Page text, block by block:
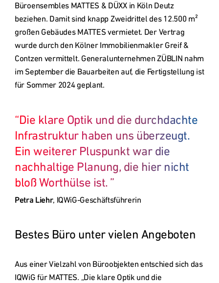
Slovensko
International
(english)
Büroensembles MATTES & DÜXX in Köln Deutz
beziehen. Damit sind knapp Zweidrittel des 12.500 m²
großen Gebäudes MATTES vermietet. Der Vertrag
wurde durch den Kölner Immobilienmakler Greif &
Contzen vermittelt. Generalunternehmen ZÜBLIN nahm
im September die Bauarbeiten auf, die Fertigstellung ist
Zitat
vonPetra
Liehr
“Die klare Optik und die durchdachte
Infrastruktur haben uns überzeugt.
Ein weiterer Pluspunkt war die
nachhaltige Planung, die hier nicht
bloß Worthülse ist. ”
Petra Liehr, IQWiG-Geschäftsführerin
Bestes Büro unter vielen Angeboten
Aus einer Vielzahl von Büroobjekten entschied sich das
IQWiG für MATTES. „Die klare Optik und die